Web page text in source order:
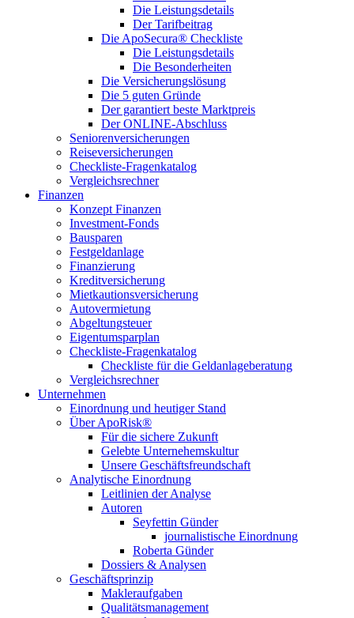
Die Leistungsdetails
Der Tarifbeitrag
Die ApoSecura® Checkliste
Die Leistungsdetails
Die Besonderheiten
Die Versicherungslösung
Die 5 guten Gründe
Der garantiert beste Marktpreis
Der ONLINE-Abschluss
Seniorenversicherungen
Reiseversicherungen
Checkliste-Fragenkatalog
Vergleichsrechner
Finanzen
Konzept Finanzen
Investment-Fonds
Bausparen
Festgeldanlage
Finanzierung
Kreditversicherung
Mietkautionsversicherung
Autovermietung
Abgeltungsteuer
Eigentumsparplan
Checkliste-Fragenkatalog
Checkliste für die Geldanlageberatung
Vergleichsrechner
Unternehmen
Einordnung und heutiger Stand
Über ApoRisk®
Für die sichere Zukunft
Gelebte Unternehemskultur
Unsere Geschäftsfreundschaft
Analytische Einordnung
Leitlinien der Analyse
Autoren
Seyfettin Günder
journalistische Einordnung
Roberta Günder
Dossiers & Analysen
Geschäftsprinzip
Makleraufgaben
Qualitätsmanagement